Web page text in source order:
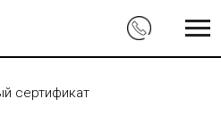
сертификат